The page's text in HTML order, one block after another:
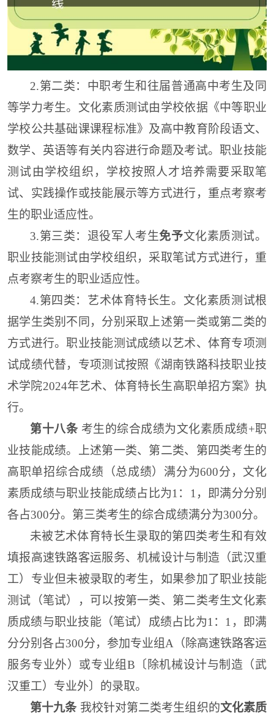
2.第二类： 中职考生和往届普通高中考生及同
等学力考生。 文化素质测试由学校依据《中等职业
学校公共基础课课程标准》及高中教育阶段语文、
数学、英语等有关内容进行命题及考试。职业技能
测试由学校组织，学校按照人才培养需要采取笔
试、 实践操作或技能展示等方式进行，重点考察考
生的职业适应性。
3.第三类： 退役军人考生免予文化素质测试。
职业技能测试由学校组织， 采取笔试方式进行，重
点考察考生的职业适应性。
4.第 四 类： 艺术体育特长生。 文化素质测试根
据学生类别不同，分别采取上述第一类或第二类的
方式进行。职业技能测试成绩以艺术、体育专项测
试成绩代替，专项测试按照 《湖南铁路科技职业技
术学院2024年艺术、体育特长生高职单招方案》执
行。
第十八条 考生的综合成绩为文化素质成绩+职
业技能成绩。上述第一类、第二类、第四类考生的
高职单招综合成绩（总成绩）满分为600分，文化
素质成绩与职业技能成绩占比为1：1，即满分分别
各占300分。第三类考生的综合成绩满分为300分。
未被艺术体育特长生录取的第四类考生和有效
填报高速铁路客运服务、机械设计与制造（武汉重
工）专业但未被录取的考生，如果参加了职业技能
测试（笔试），可以按第一类、第二类考生文化素
质成绩与职业技能（笔试）成绩占比为1：1，即满
分分别各占300分，参加专业组A（除高速铁路客运
服务专业外）或专业组B〔除机械设计与制造（武
汉重工）专业外〕 的录取。
第十九条 我校针对第二类考生组织的文化素质